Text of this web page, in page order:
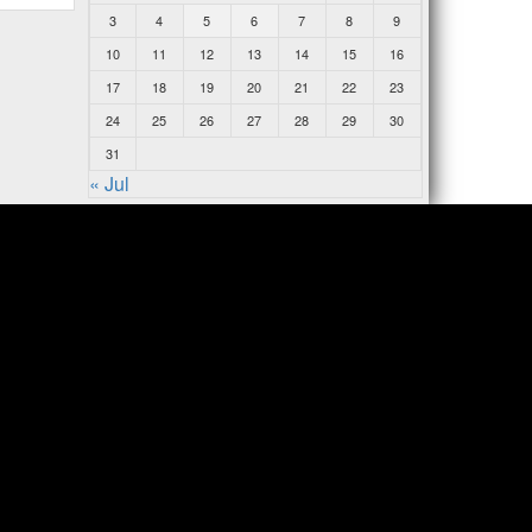
3
4 5 6 7 8
9
10
11 12 13 14 15
16
17
18 19 20 21 22
23
24
25 26 27 28 29
30
31
« Jul